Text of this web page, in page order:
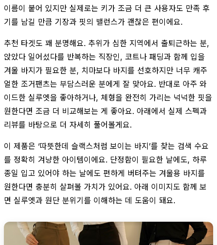
이름이 붙어 있지만 실제로는 키가 조금 더 큰 사용자도 만족 후
기를 남길 만큼 기장과 핏의 밸런스가 괜찮은 편이에요.
추천 타겟도 꽤 분명해요. 추위가 심한 지역에서 출퇴근하는 분,
앉았다 일어섰다를 반복하는 직장인, 코트나 패딩과 함께 입을
겨울 바지가 필요한 분, 치마보다 바지를 선호하지만 너무 캐주
얼한 조거팬츠는 부담스러운 분에게 잘 맞아요. 반대로 아주 와
이드한 실루엣을 좋아하거나, 체형을 완전히 가리는 넉넉한 핏을
원한다면 조금 더 비교해보는 게 좋아요. 아래에서 실제 스펙과
리뷰를 바탕으로 더 자세히 풀어볼게요.
이 제품은 ‘따뜻한데 슬랙스처럼 보이는 바지’를 찾는 검색 수요
를 정확히 겨냥한 아이템이에요. 단정함이 필요한 날에도, 하루
종일 입고 있어야 하는 날에도 편하게 버텨주는 겨울용 바지를
원한다면 충분히 살펴볼 가치가 있어요. 아래 이미지도 함께 보
면 실루엣과 원단 분위기를 이해하는 데 도움이 돼요.